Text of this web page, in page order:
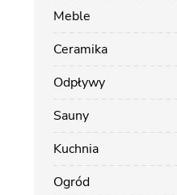
Meble
Ceramika
Odpływy
Sauny
Kuchnia
Ogród